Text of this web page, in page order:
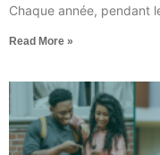
Chaque année, pendant
Read More »